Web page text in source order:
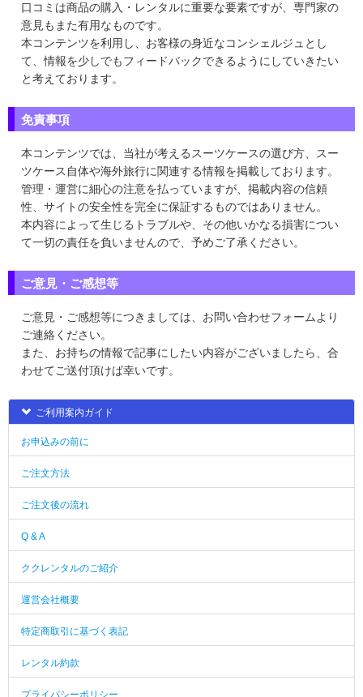
口コミは商品の購入・レンタルに重要な要素ですが、専門家の
意見もまた有用なものです。
本コンテンツを利用し、お客様の身近なコンシェルジュとし
て、情報を少しでもフィードバックできるようにしていきたい
と考えております。
免責事項
本コンテンツでは、当社が考えるスーツケースの選び方、スー
ツケース自体や海外旅行に関連する情報を掲載しております。
管理・運営に細心の注意を払っていますが、掲載内容の信頼
性、サイトの安全性を完全に保証するものではありません。
本内容によって生じるトラブルや、その他いかなる損害につい
て一切の責任を負いませんので、予めご了承ください。
ご意見・ご感想等
ご意見・ご感想等につきましては、お問い合わせフォームより
ご連絡ください。
また、お持ちの情報で記事にしたい内容がございましたら、合
わせてご送付頂けば幸いです。
ご利用案内ガイド
お申込みの前に
ご注文方法
ご注文後の流れ
Q & A
ククレンタルのご紹介
運営会社概要
特定商取引に基づく表記
レンタル約款
プライバシーポリシー